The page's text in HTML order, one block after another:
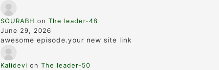
SOURABH on The leader-48
June 29, 2026
awesome episode.your new site link
Kalidevi on The leader-50